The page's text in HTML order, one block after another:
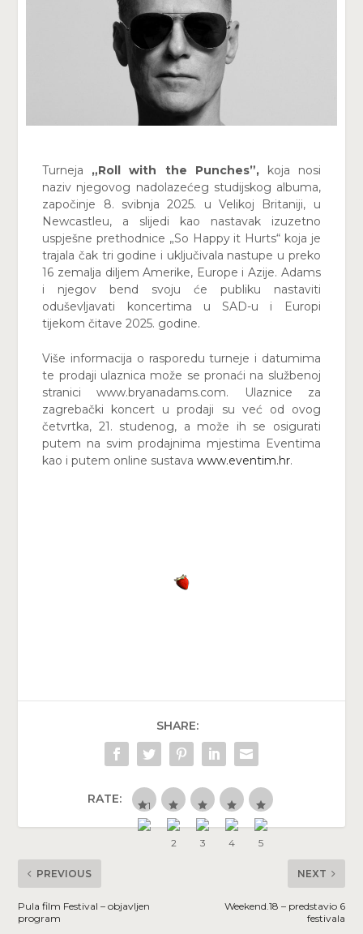
Turneja „Roll with the Punches”,koja nosi
naziv njegovog nadolazećeg studijskog albuma,
započinje 8. svibnja 2025. u Velikoj Britaniji, u
Newcastleu, a slijedi kao nastavak izuzetno
uspješne prethodnice „So Happy it Hurts“ koja je
trajala čak tri godine i uključivala nastupe u preko
16 zemalja diljem Amerike, Europe i Azije. Adams
i njegov bend svoju će publiku nastaviti
oduševljavati koncertima u SAD-u i Europi
tijekom čitave 2025. godine.
Više informacija o rasporedu turneje i datumima
te prodaji ulaznica može se pronaći na službenoj
stranici www.bryanadams.com. Ulaznice za
zagrebački koncert u prodaji su već od ovog
četvrtka, 21. studenog, a može ih se osigurati
putem na svim prodajnima mjestima Eventima
kao i putem online sustavawww.eventim.hr.
SHARE:
RATE:
PREVIOUS
Pula film Festival – objavljen
program
NEXT
Weekend.18 – predstavio 6
festivala